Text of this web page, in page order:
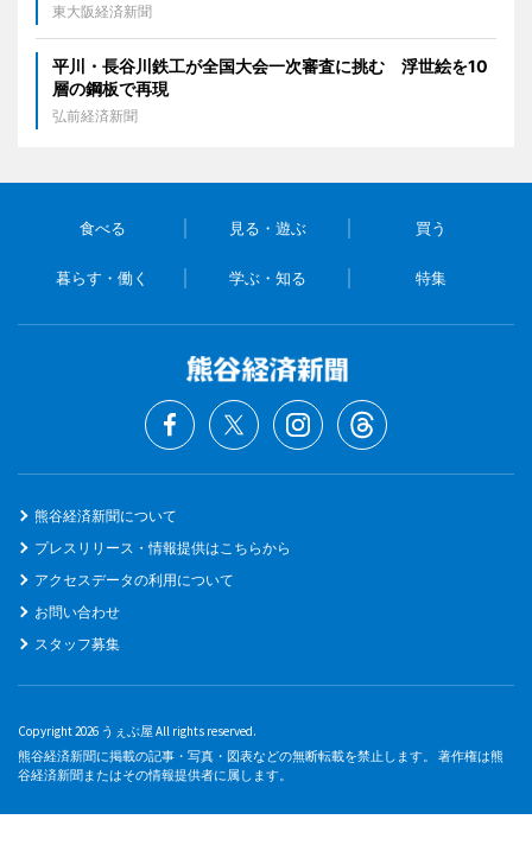
東大阪経済新聞
平川・長谷川鉄工が全国大会一次審査に挑む 浮世絵を10
層の鋼板で再現
弘前経済新聞
食べる 見る・遊ぶ 買う
暮らす・働く 学ぶ・知る 特集
熊谷経済新聞について
プレスリリース・情報提供はこちらから
アクセスデータの利用について
お問い合わせ
スタッフ募集
Copyright 2026 うぇぶ屋 All rights reserved.
熊谷経済新聞に掲載の記事・写真・図表などの無断転載を禁止します。 著作権は熊
谷経済新聞またはその情報提供者に属します。